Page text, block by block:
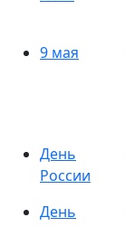
9 мая
День
России
День